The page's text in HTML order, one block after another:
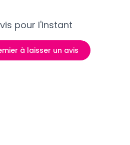
pour l'instant
à laisser un avis